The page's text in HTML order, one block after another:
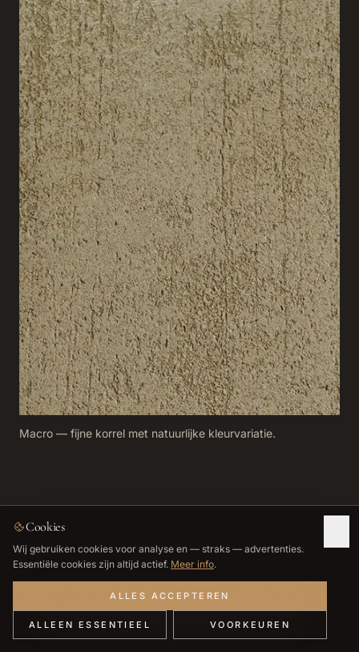
Macro — fijne korrel met natuurlijke kleurvariatie.
Een selectie uit het palet
Een palet van zachte washes en koele minerale tinten —
perlewit, kalkgrijs, salie en olijf. Door de microstructuur
om een fysiek staal in uw ruimte.
Cookies
Wij gebruiken cookies voor analyse en — straks — advertenties.
Essentiële cookies zijn altijd actief. Meer info.
ALLES ACCEPTEREN
ALLEEN ESSENTIEEL VOORKEUREN